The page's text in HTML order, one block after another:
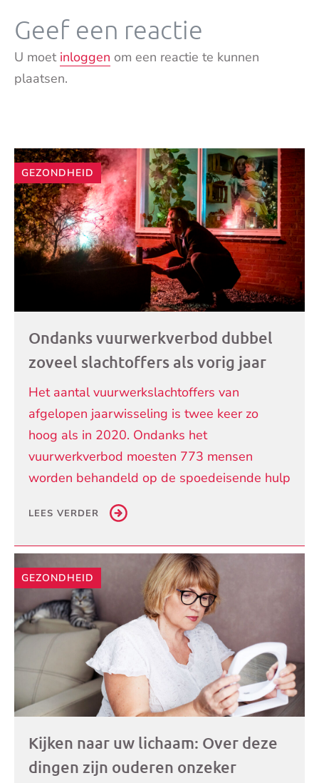
Geef een reactie
U moet inloggen om een reactie te kunnen
plaatsen.
Andere
artikelen
GEZONDHEID
Ondanks vuurwerkverbod dubbel
zoveel slachtoffers als vorig jaar
Het aantal vuurwerkslachtoffers van
afgelopen jaarwisseling is twee keer zo
hoog als in 2020. Ondanks het
vuurwerkverbod moesten 773 mensen
worden behandeld op de spoedeisende hulp
LEES VERDER
GEZONDHEID
Kijken naar uw lichaam: Over deze
dingen zijn ouderen onzeker